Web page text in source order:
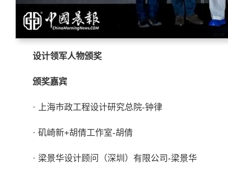
设计领军人物颁奖
颁奖嘉宾
· 上海市政工程设计研究总院-钟律
· 矶崎新+胡倩工作室-胡倩
· 梁景华设计顾问（深圳）有限公司-梁景华